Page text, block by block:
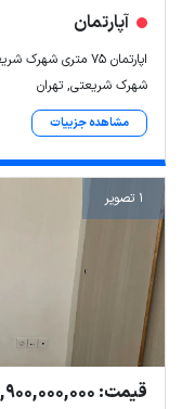
آپارتمان
اپارتمان 75 متری شهرک شریعتی
شهرک شریعتی, تهران
مشاهده جزییات
1 تصویر
قیمت: 12,900,000,000 تومان